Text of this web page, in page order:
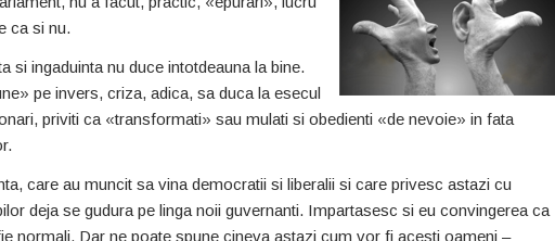
ca si nu.
si ingaduinta nu duce intotdeauna la bine.
pe invers, criza, adica, sa duca la esecul
priviti ca «transformati» sau mulati si obedienti «de nevoie» in fata
care au muncit sa vina democratii si liberalii si care privesc astazi cu
deja se gudura pe linga noii guvernanti. Impartasesc si eu convingerea ca
normali. Dar ne poate spune cineva astazi cum vor fi acesti oameni –